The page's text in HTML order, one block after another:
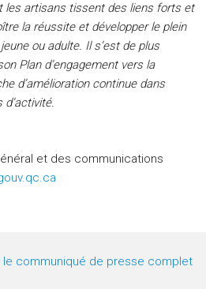
les artisans tissent des liens forts et
la réussite et développer le plein
ou adulte. Il s’est de plus
Plan d’engagement vers la
d’amélioration continue dans
d’activité.
et des communications
le communiqué de presse complet